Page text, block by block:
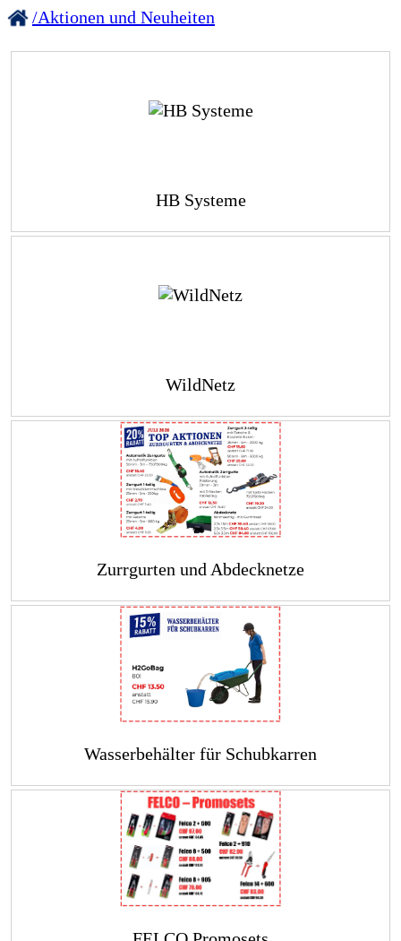
/Aktionen und Neuheiten
HB Systeme
WildNetz
Zurrgurten und Abdecknetze
Wasserbehälter für Schubkarren